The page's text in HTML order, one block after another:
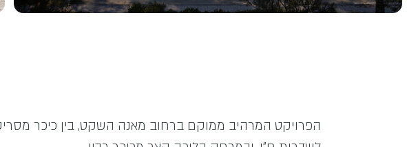
הפרויקט המרהיב ממוקם ברחוב מאנה השקט, בין כיכר